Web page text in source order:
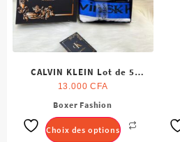
CALVIN KLEIN Lot de 5
Boxers Noir Blanc pour
Homme
13.000CFA
Boxer Fashion
Choix des options
Ce
produit
a